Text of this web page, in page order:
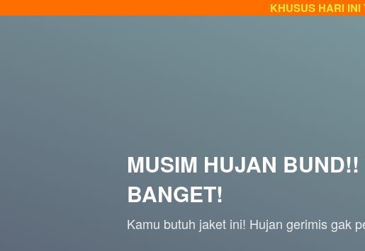
KHUSUS HARI
MUSIM HUJAN
BANGET!
Kamu butuh jaket ini! Hujan gerimis gak